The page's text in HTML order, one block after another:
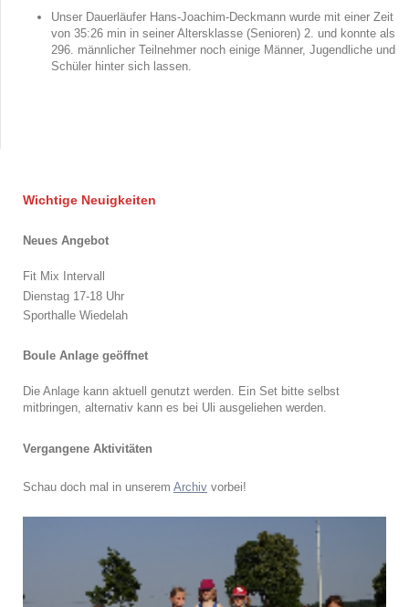
Unser Dauerläufer Hans-Joachim-Deckmann wurde mit einer Zeit
von 35:26 min in seiner Altersklasse (Senioren) 2. und konnte als
296. männlicher Teilnehmer noch einige Männer, Jugendliche und
Schüler hinter sich lassen.
Wichtige Neuigkeiten
Neues Angebot
Fit Mix Intervall
Dienstag 17-18 Uhr
Sporthalle Wiedelah
Boule Anlage geöffnet
Die Anlage kann aktuell genutzt werden. Ein Set bitte selbst
mitbringen, alternativ kann es bei Uli ausgeliehen werden.
Vergangene Aktivitäten
Schau doch mal in unserem Archiv vorbei!